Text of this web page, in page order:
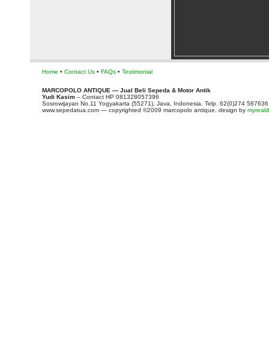
Home • Contact Us • FAQs • Testimonial
MARCOPOLO ANTIQUE — Jual Beli Sepeda & Motor Antik
Yudi Kasim – Contact HP 081328057396
Sosrowijayan No.11 Yogyakarta (55271), Java, Indonesia. Telp. 62(0)274 587636
www.sepedatua.com — copyrighted ©2009 marcopolo antique. design by